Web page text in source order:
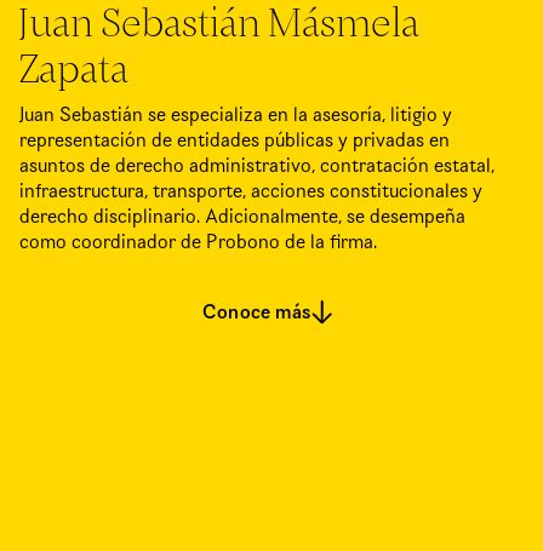
Juan Sebastián Másmela
Zapata
Juan Sebastián se especializa en la asesoría, litigio y
representación de entidades públicas y privadas en
asuntos de derecho administrativo, contratación estatal,
infraestructura, transporte, acciones constitucionales y
derecho disciplinario. Adicionalmente, se desempeña
como coordinador de Probono de la firma.
Conoce más